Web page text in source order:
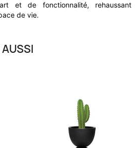
et de fonctionnalité, rehaussant
de vie.